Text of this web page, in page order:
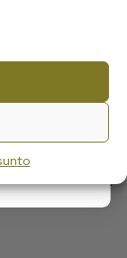
kahvikuppi
messages from